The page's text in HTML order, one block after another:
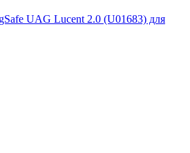
UAG Lucent 2.0 (U01683) для